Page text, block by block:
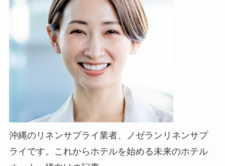
沖縄のリネンサプライ業者、ノゼランリネンサプ
ライです。これからホテルを始める未来のホテル